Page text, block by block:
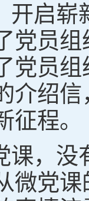
开启崭
党员
党员
介绍
程。
课，没
微党